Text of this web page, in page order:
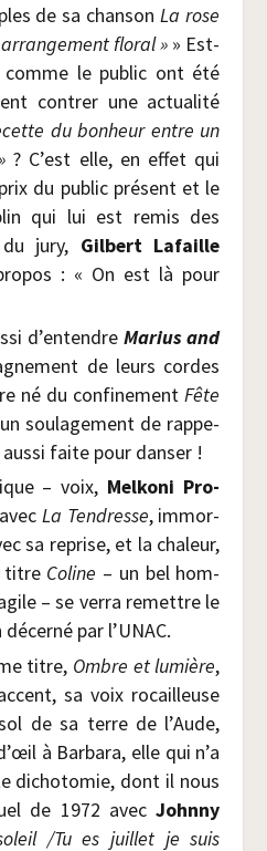
de sa chan­son La rose
flo­ral » » Est-
le public ont été
contrer une actua­li­té
du bon­heur entre un
? C’est elle, en effet qui
du public pré­sent et le
qui lui est remis des
jury, Gil­bert Lafaille
: « On est là pour
d’entendre Marius and
de leurs cordes
né du confi­ne­mentFête
sou­la­ge­ment de rap­pe­
faite pour danser !
– voix, Mel­ko­ni Pro­
La Ten­dresse, immor­
sa reprise, et la cha­leur,
titre Coline – un bel hom­
– se ver­ra remettre le
par l’UNAC.
titre, Ombre et lumière,
sa voix rocailleuse
de sa terre de l’Aude,
à Bar­ba­ra, elle qui n’a
dicho­to­mie, dont il nous
de 1972 avecJohn­ny
/​Tu es juillet je suis